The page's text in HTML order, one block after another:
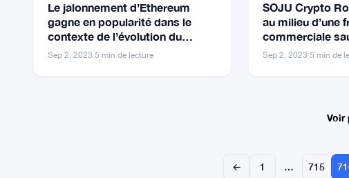
Le jalonnement d’Ethereum
gagne en popularité dans le
contexte de l’évolution du
marché des DeFi
Sep 2, 2023 5 min de lecture
SOJU Crypto
au milieu d’une
commerciale
ce qui se cache
Sep 2, 2023 5 min de
Voir
← 1 … 715